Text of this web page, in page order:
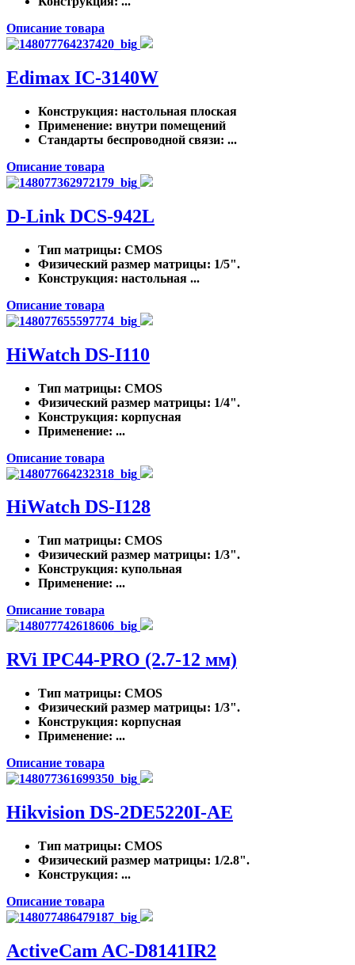
Описание товара
Edimax IC-3140W
Конструкция: настольная плоская
Применение: внутри помещений
Стандарты беспроводной связи: ...
Описание товара
D-Link DCS-942L
Тип матрицы: CMOS
Физический размер матрицы: 1/5".
Конструкция: настольная ...
Описание товара
HiWatch DS-I110
Тип матрицы: CMOS
Физический размер матрицы: 1/4".
Конструкция: корпусная
Применение: ...
Описание товара
HiWatch DS-I128
Тип матрицы: CMOS
Физический размер матрицы: 1/3".
Конструкция: купольная
Применение: ...
Описание товара
RVi IPC44-PRO (2.7-12 мм)
Тип матрицы: CMOS
Физический размер матрицы: 1/3".
Конструкция: корпусная
Применение: ...
Описание товара
Hikvision DS-2DE5220I-AE
Тип матрицы: CMOS
Физический размер матрицы: 1/2.8".
Конструкция: ...
Описание товара
ActiveCam AC-D8141IR2